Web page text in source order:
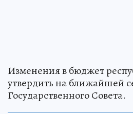
Изменения в бюджет
утвердить на ближайшей
Государственного Совета.